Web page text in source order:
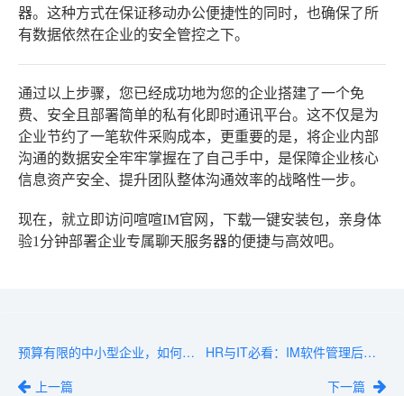
器。这种方式在保证移动办公便捷性的同时，也确保了所
有数据依然在企业的安全管控之下。
通过以上步骤，您已经成功地为您的企业搭建了一个免
费、安全且部署简单的私有化即时通讯平台。这不仅是为
企业节约了一笔软件采购成本，更重要的是，将企业内部
沟通的数据安全牢牢掌握在了自己手中，是保障企业核心
信息资产安全、提升团队整体沟通效率的战略性一步。
现在，就立即访问喧喧IM官网，下载一键安装包，亲身体
验1分钟部署企业专属聊天服务器的便捷与高效吧。
预算有限的中小型企业，如何挑选高性价比IM软件？
上一篇
HR与IT必看：IM软件管理后台的员工权限与聊天审计配置
下一篇